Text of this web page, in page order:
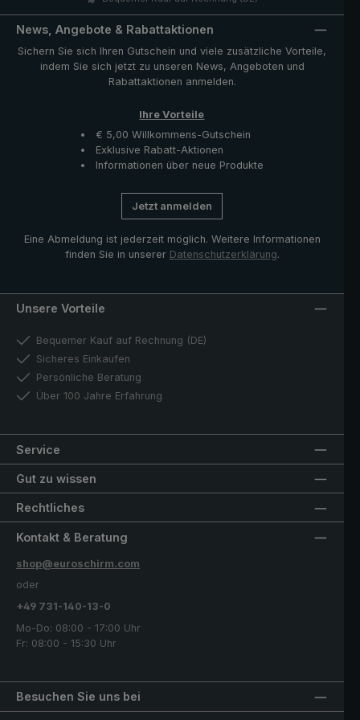
enthaltene Hülle schützt den Schirm nach dem Trocknen
und komplettiert das klassische Modell. Ausgesuchte
Schirmmacher garantieren Qualität auf höchstem
Niveau und bestätigen die Bedeutung des Handwerks.
News, Angebote & Rabattaktionen
Sichern Sie sich Ihren Gutschein und viele zusätzliche Vorteile,
indem Sie sich jetzt zu unseren News, Angeboten und
Rabattaktionen anmelden.
Ihre Vorteile
€ 5,00 Willkommens-Gutschein
Exklusive Rabatt-Aktionen
Informationen über neue Produkte
Jetzt anmelden
Eine Abmeldung ist jederzeit möglich. Weitere Informationen
finden Sie in unserer Datenschutzerklärung.
Unsere Vorteile
Bequemer Kauf auf Rechnung (DE)
Sicheres Einkaufen
Persönliche Beratung
Über 100 Jahre Erfahrung
Service
Gut zu wissen
Rechtliches
Besuchen Sie uns bei
Kontakt & Beratung
shop@euroschirm.com
oder
+49 731-140-13-0
Mo-Do: 08:00 - 17:00 Uhr
Fr: 08:00 - 15:30 Uhr